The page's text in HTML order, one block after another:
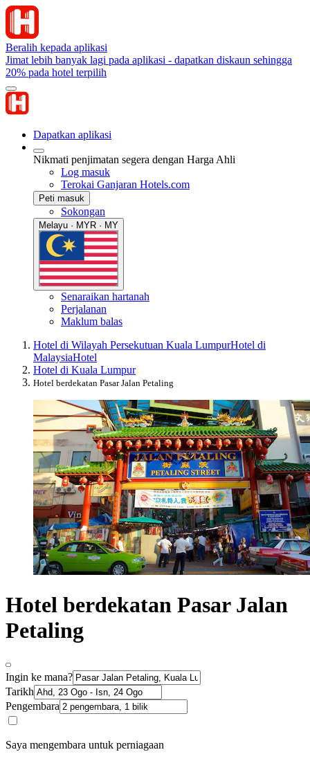
Beralih kepada aplikasi
Jimat lebih banyak lagi pada aplikasi - dapatkan diskaun sehingga
20% pada hotel terpilih
Dapatkan aplikasi
Nikmati penjimatan segera dengan Harga Ahli
Log masuk
Terokai Ganjaran Hotels.com
Peti masuk
Sokongan
Melayu · MYR · MY
Senaraikan hartanah
Perjalanan
Maklum balas
Hotel di Wilayah Persekutuan Kuala LumpurHotel di
MalaysiaHotel
Hotel di Kuala Lumpur
Hotel berdekatan Pasar Jalan Petaling
Hotel berdekatan Pasar Jalan
Petaling
Ingin ke mana?
Tarikh
Pengembara
Saya mengembara untuk perniagaan